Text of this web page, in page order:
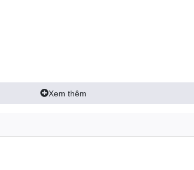
Xem thêm